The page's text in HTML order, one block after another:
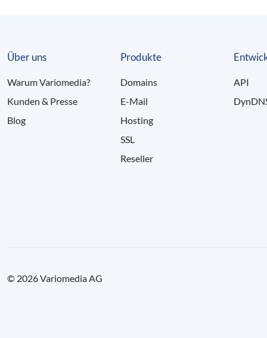
Über uns
Warum Variomedia?
Kunden & Presse
Blog
Produkte
Domains
E-Mail
Hosting
SSL
Reseller
API
© 2026 Variomedia AG